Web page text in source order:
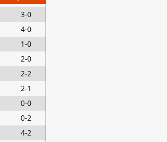
3-0
4-0
1-0
2-0
2-2
2-1
0-0
0-2
4-2